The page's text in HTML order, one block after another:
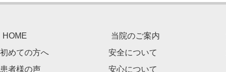
HOME
初めての方へ
患者様の声
当院のご案内
安全について
安心について